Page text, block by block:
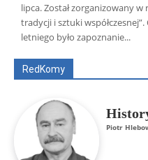
lipca. Został zorganizowany
tradycji i sztuki
letniego było zapoznanie...
RedKomy
Wszyscy
ks.
Piotr